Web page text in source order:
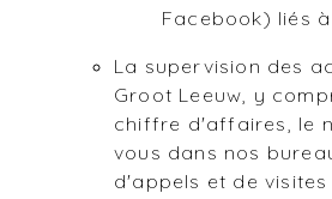
Facebook) liés
La supervision des
Groot Leeuw, y
chiffre d'affaires, le
vous dans nos
d'appels et de